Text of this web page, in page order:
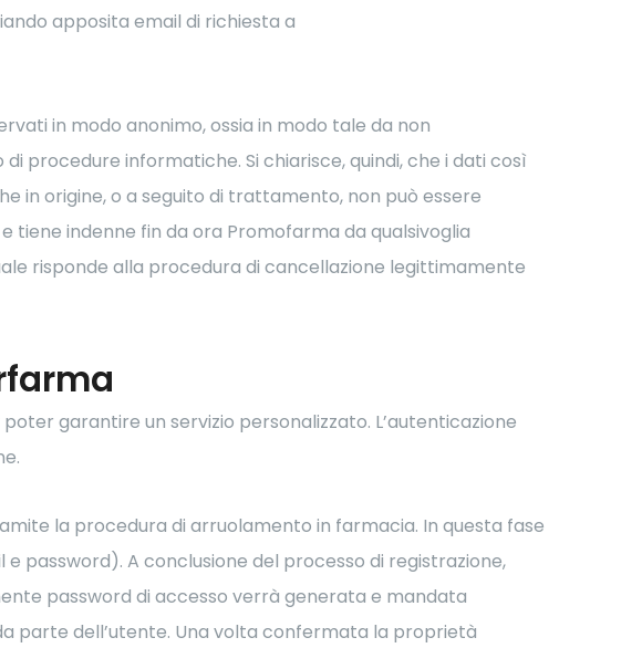
apposita email di richiesta a
in modo anonimo, ossia in modo tale da non
procedure informatiche. Si chiarisce, quindi, che i dati così
in origine, o a seguito di trattamento, non può essere
tiene indenne fin da ora Promofarma da qualsivoglia
risponde alla procedura di cancellazione legittimamente
garantire un servizio personalizzato. L’autenticazione
la procedura di arruolamento in farmacia. In questa fase
password). A conclusione del processo di registrazione,
password di accesso verrà generata e mandata
parte dell’utente. Una volta confermata la proprietà